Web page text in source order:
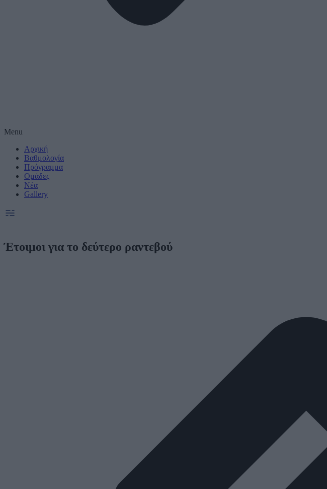
Μέτρηση απόδοσης διαφημίσεων (466 συνεργατες)
Menu
Αρχική
Βαθμολογία
Πρόγραμμα
Ομάδες
Νέα
Gallery
Έτοιμοι για το δεύτερο ραντεβού